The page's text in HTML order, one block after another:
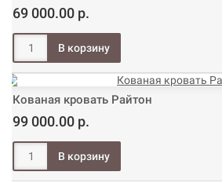
69 000.00 р.
Кованая кровать Райтон
99 000.00 р.